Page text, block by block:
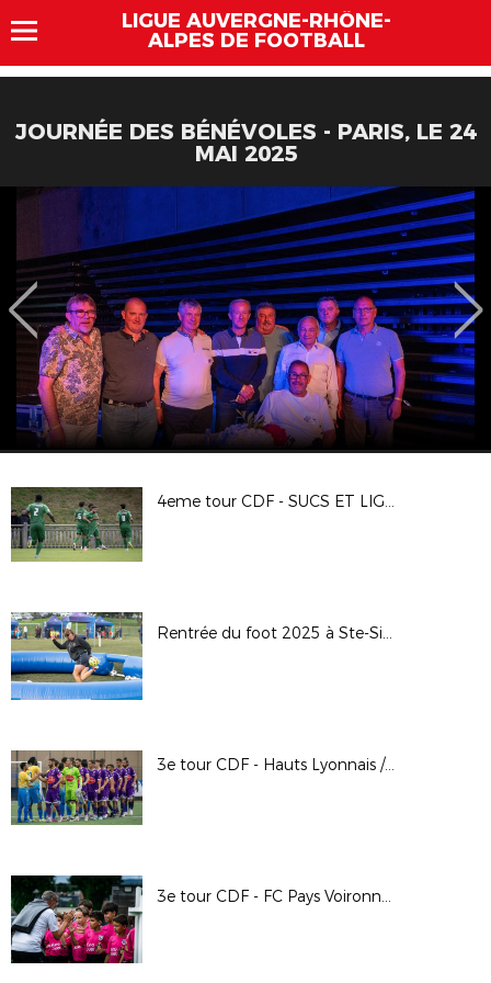
LIGUE AUVERGNE-RHÔNE-
ALPES DE FOOTBALL
JOURNÉE DES BÉNÉVOLES - PARIS, LE 24
MAI 2025
4eme tour CDF - SUCS ET LIGNON - MYF
Rentrée du foot 2025 à Ste-Sigolène (43)
3e tour CDF - Hauts Lyonnais / FC Riom - Alain Chenevière
3e tour CDF - FC Pays Voironnais / AC Seyssinet Pariset - Arthur Farges